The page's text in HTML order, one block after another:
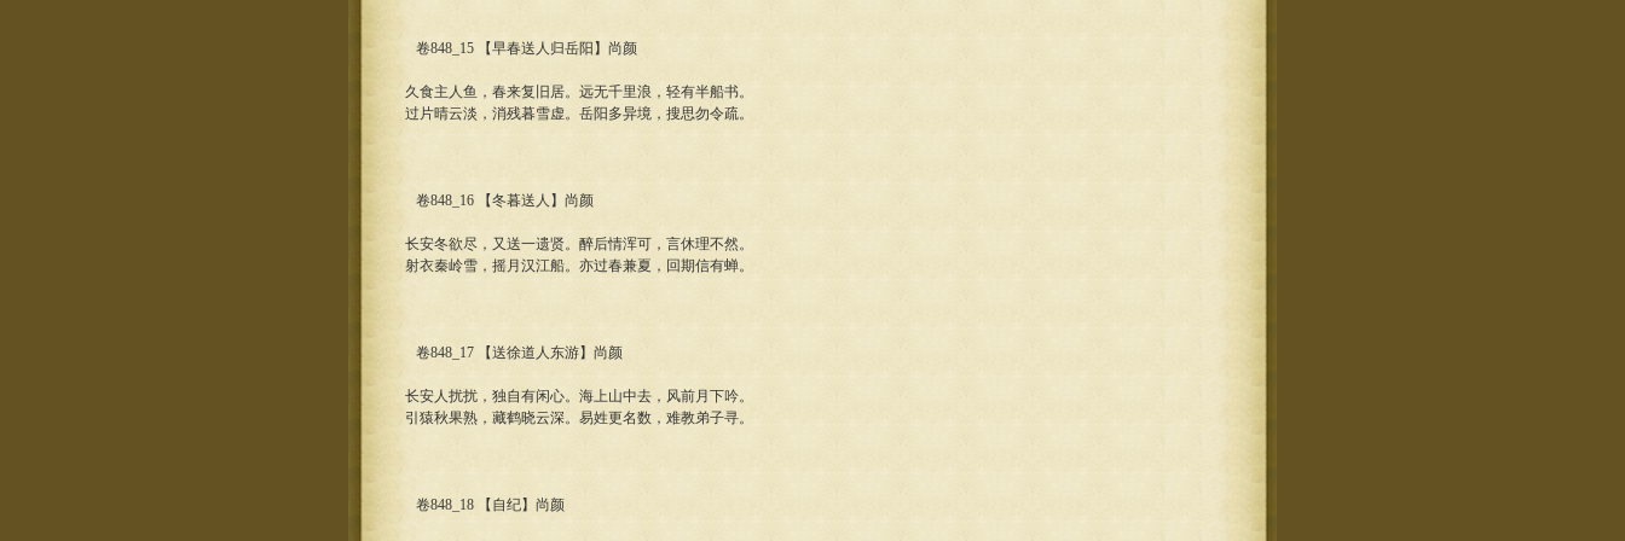
卷848_15 【早春送人归岳阳】尚颜
久食主人鱼，春来复旧居。远无千里浪，轻有半船书。
过片晴云淡，消残暮雪虚。岳阳多异境，搜思勿令疏。
卷848_16 【冬暮送人】尚颜
长安冬欲尽，又送一遗贤。醉后情浑可，言休理不然。
射衣秦岭雪，摇月汉江船。亦过春兼夏，回期信有蝉。
卷848_17 【送徐道人东游】尚颜
长安人扰扰，独自有闲心。海上山中去，风前月下吟。
引猿秋果熟，藏鹤晓云深。易姓更名数，难教弟子寻。
卷848_18 【自纪】尚颜